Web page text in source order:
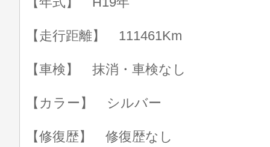
【走行距離】 111461Km
【車検】 抹消・車検なし
【カラー】 シルバー
【修復歴】 修復歴なし